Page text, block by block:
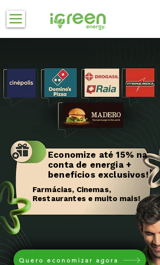
Quero economizar agora
Economize até 15% na
conta de energia +
benefícios exclusivos!
Farmácias, Cinemas,
Restaurantes e muito mais!